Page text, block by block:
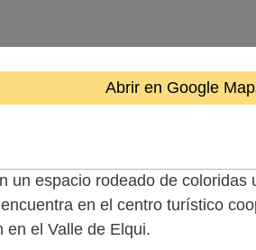
Abrir en Google
un espacio rodeado de
en el centro turístico
en el Valle de Elqui.